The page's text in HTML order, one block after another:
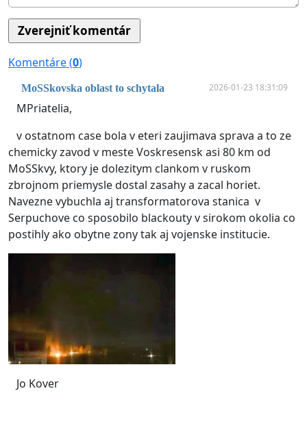
Komentáre (0)
MoSSkovska oblast to schytala 2026-01-23 18:31:09
MPriatelia,
v ostatnom case bola v eteri zaujimava sprava a to ze
chemicky zavod v meste Voskresensk asi 80 km od
MoSSkvy, ktory je dolezitym clankom v ruskom
zbrojnom priemysle dostal zasahy a zacal horiet.
Navezne vybuchla aj transformatorova stanica v
Serpuchove co sposobilo blackouty v sirokom okolia co
postihly ako obytne zony tak aj vojenske institucie.
Jo Kover